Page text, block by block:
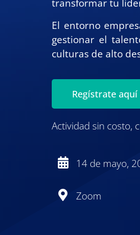
El entorno
gestionar el
culturas de alto
Regístrate aquí
Actividad sin costo,
14 de mayo,
Zoom